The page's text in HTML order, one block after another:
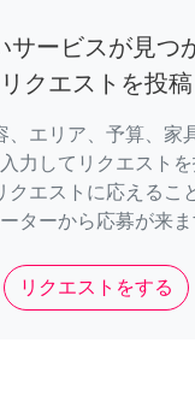
サービスが見つ
クエストを投稿
、エリア、予算、家
力してリクエスト
クエストに応えるこ
ターから応募が来ま
リクエストをする